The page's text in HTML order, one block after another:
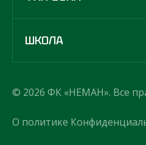
ШКОЛА
© 2026 ФК «НЕМАН». Все
О политике